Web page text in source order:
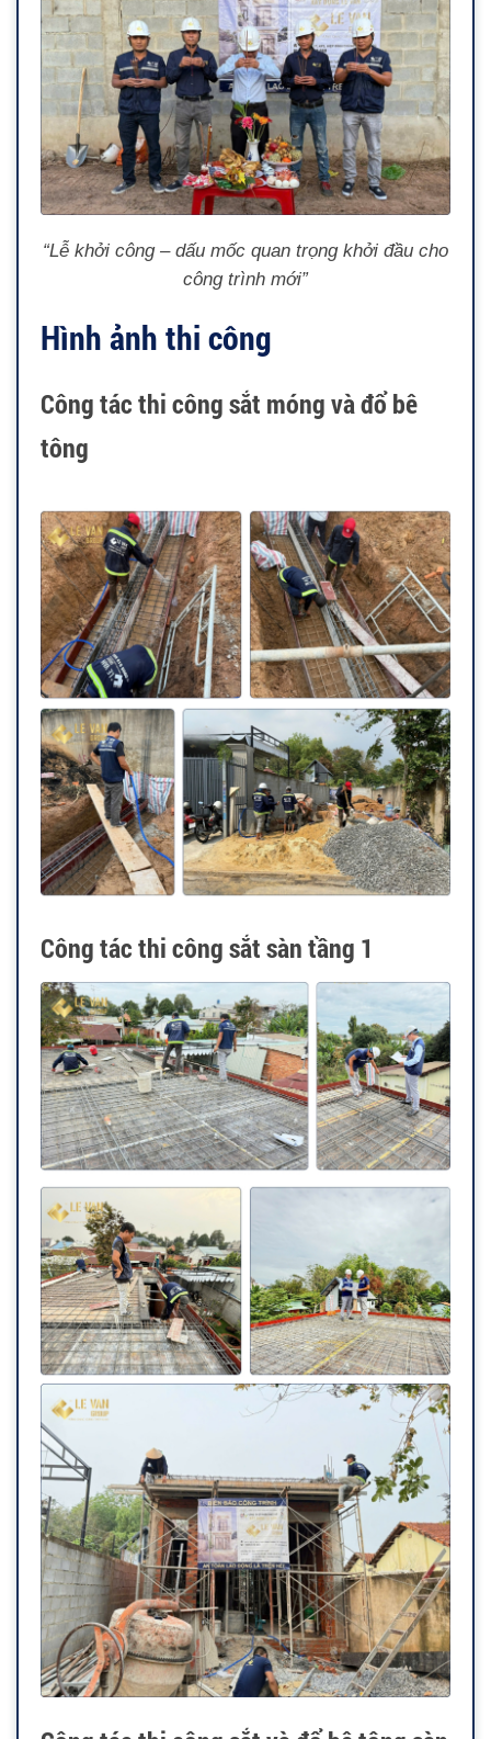
“Lễ khởi công – dấu mốc quan trọng khởi đầu cho
công trình mới”
Hình ảnh thi công
Công tác thi công sắt móng và đổ bê
tông
Công tác thi công sắt sàn tầng 1